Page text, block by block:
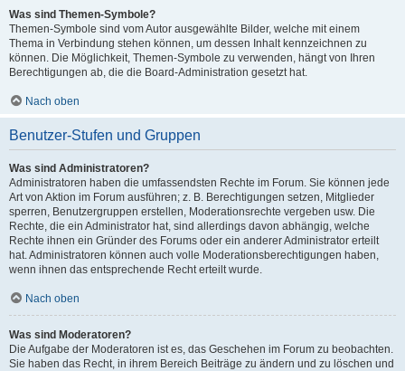
Was sind Themen-Symbole?
Themen-Symbole sind vom Autor ausgewählte Bilder, welche mit einem
Thema in Verbindung stehen können, um dessen Inhalt kennzeichnen zu
können. Die Möglichkeit, Themen-Symbole zu verwenden, hängt von Ihren
Berechtigungen ab, die die Board-Administration gesetzt hat.
Nach oben
Benutzer-Stufen und Gruppen
Was sind Administratoren?
Administratoren haben die umfassendsten Rechte im Forum. Sie können jede
Art von Aktion im Forum ausführen; z. B. Berechtigungen setzen, Mitglieder
sperren, Benutzergruppen erstellen, Moderationsrechte vergeben usw. Die
Rechte, die ein Administrator hat, sind allerdings davon abhängig, welche
Rechte ihnen ein Gründer des Forums oder ein anderer Administrator erteilt
hat. Administratoren können auch volle Moderationsberechtigungen haben,
wenn ihnen das entsprechende Recht erteilt wurde.
Nach oben
Was sind Moderatoren?
Die Aufgabe der Moderatoren ist es, das Geschehen im Forum zu beobachten.
Sie haben das Recht, in ihrem Bereich Beiträge zu ändern und zu löschen und